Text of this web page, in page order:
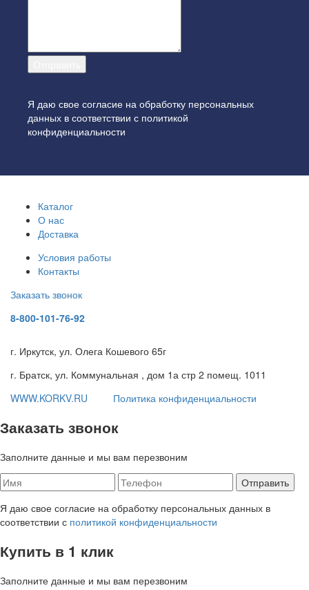
Я даю свое согласие на обработку персональных
данных в соответствии с политикой
конфиденциальности
Каталог
О нас
Доставка
Условия работы
Контакты
Заказать звонок
8-800-101-76-92
г. Иркутск, ул. Олега Кошевого 65г
г. Братск, ул. Коммунальная , дом 1а стр 2 помещ. 1011
WWW.KORKV.RU
Политика конфиденциальности
Заказать звонок
Заполните данные и мы вам перезвоним
Я даю свое согласие на обработку персональных данных в
соответствии с политикой конфиденциальности
Купить в 1 клик
Заполните данные и мы вам перезвоним